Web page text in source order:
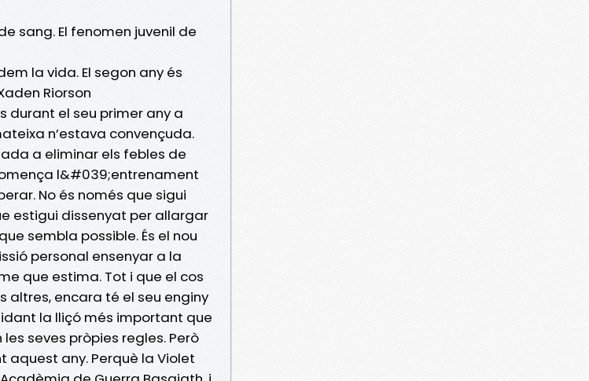
sang. El fenomen juvenil de
la vida. El segon any és
Riorson
durant el seu primer any a
n’estava convençuda.
a eliminar els febles de
l&#039;entrenament
No és només que sigui
estigui dissenyat per allargar
sembla possible. És el nou
personal ensenyar a la
que estima. Tot i que el cos
altres, encara té el seu enginy
la lliçó més important que
seves pròpies regles. Però
aquest any. Perquè la Violet